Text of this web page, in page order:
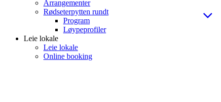
Arrangementer
Rødseterpytten rundt
Program
Løypeprofiler
Leie lokale
Leie lokale
Online booking